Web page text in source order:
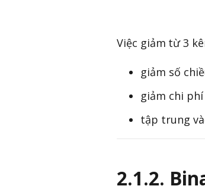
Việc giảm từ 3
giảm số
giảm chi
tập trung
2.1.2.